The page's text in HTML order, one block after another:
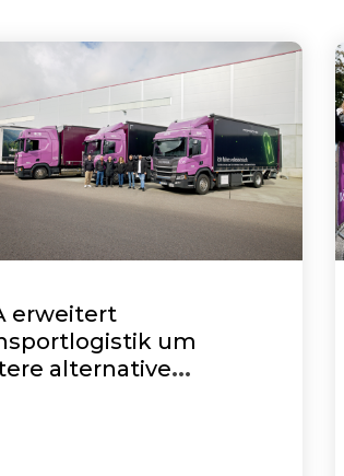
erweitert
um
alternative